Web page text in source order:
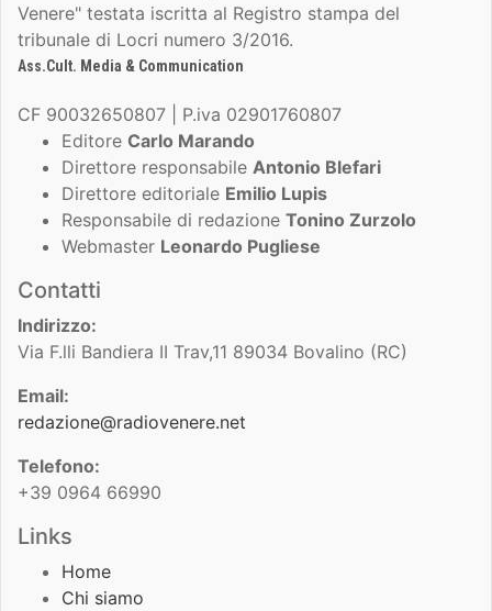
Venere" testata iscritta al Registro stampa del
tribunale di Locri numero 3/2016.
Ass.Cult. Media & Communication
CF 90032650807 | P.iva 02901760807
Editore Carlo Marando
Direttore responsabile Antonio Blefari
Direttore editoriale Emilio Lupis
Responsabile di redazione Tonino Zurzolo
Webmaster Leonardo Pugliese
Contatti
Indirizzo:
Via F.lli Bandiera II Trav,11 89034 Bovalino (RC)
Email:
redazione@radiovenere.net
Telefono:
+39 0964 66990
Links
Home
Chi siamo